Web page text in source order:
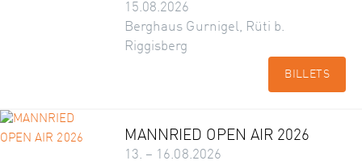
15.08.2026
Berghaus Gurnigel, Rüti b.
Riggisberg
BILLETS
MANNRIED OPEN AIR 2026
13. – 16.08.2026